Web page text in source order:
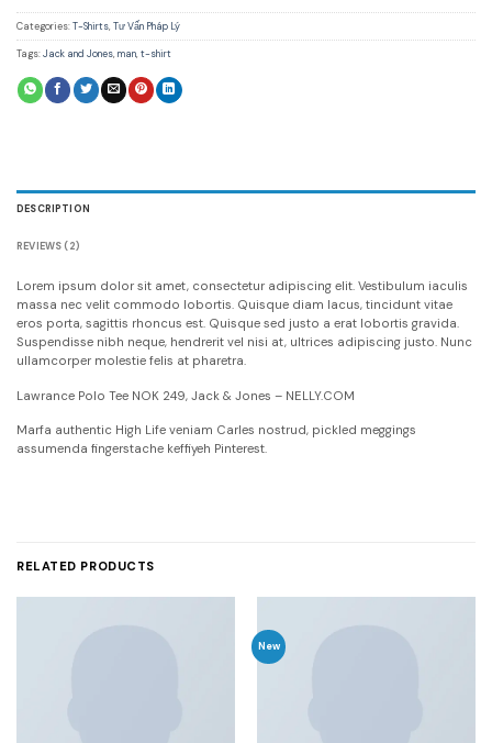
Categories:T-Shirts, Tư Vấn Pháp Lý
Tags:Jack and Jones, man, t-shirt
DESCRIPTION
REVIEWS (2)
Lorem ipsum dolor sit amet, consectetur adipiscing elit. Vestibulum iaculis
massa nec velit commodo lobortis. Quisque diam lacus, tincidunt vitae
eros porta, sagittis rhoncus est. Quisque sed justo a erat lobortis gravida.
Suspendisse nibh neque, hendrerit vel nisi at, ultrices adipiscing justo. Nunc
ullamcorper molestie felis at pharetra.
Lawrance Polo Tee NOK 249, Jack & Jones – NELLY.COM
Marfa authentic High Life veniam Carles nostrud, pickled meggings
assumenda fingerstache keffiyeh Pinterest.
RELATED PRODUCTS
New